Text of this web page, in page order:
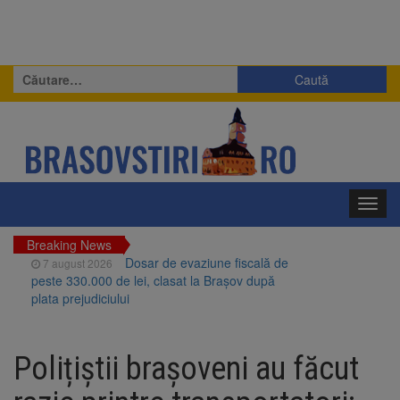
Caută
după:
Breaking News
7 august 2026
Dosar de evaziune fiscală de
peste 330.000 de lei, clasat la Brașov după
plata prejudiciului
sistarea plăților către Brai-Cata și Comprest.
Motivul: platforme de gunoi neigienizate
Polițiștii brașoveni au făcut